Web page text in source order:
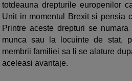
totdeauna drepturile europenilor
Unit in momentul Brexit si pensia
Printre aceste drepturi se
munca sau la locuinte de stat,
membrii familiei sa li se alature
aceleasi avantaje.